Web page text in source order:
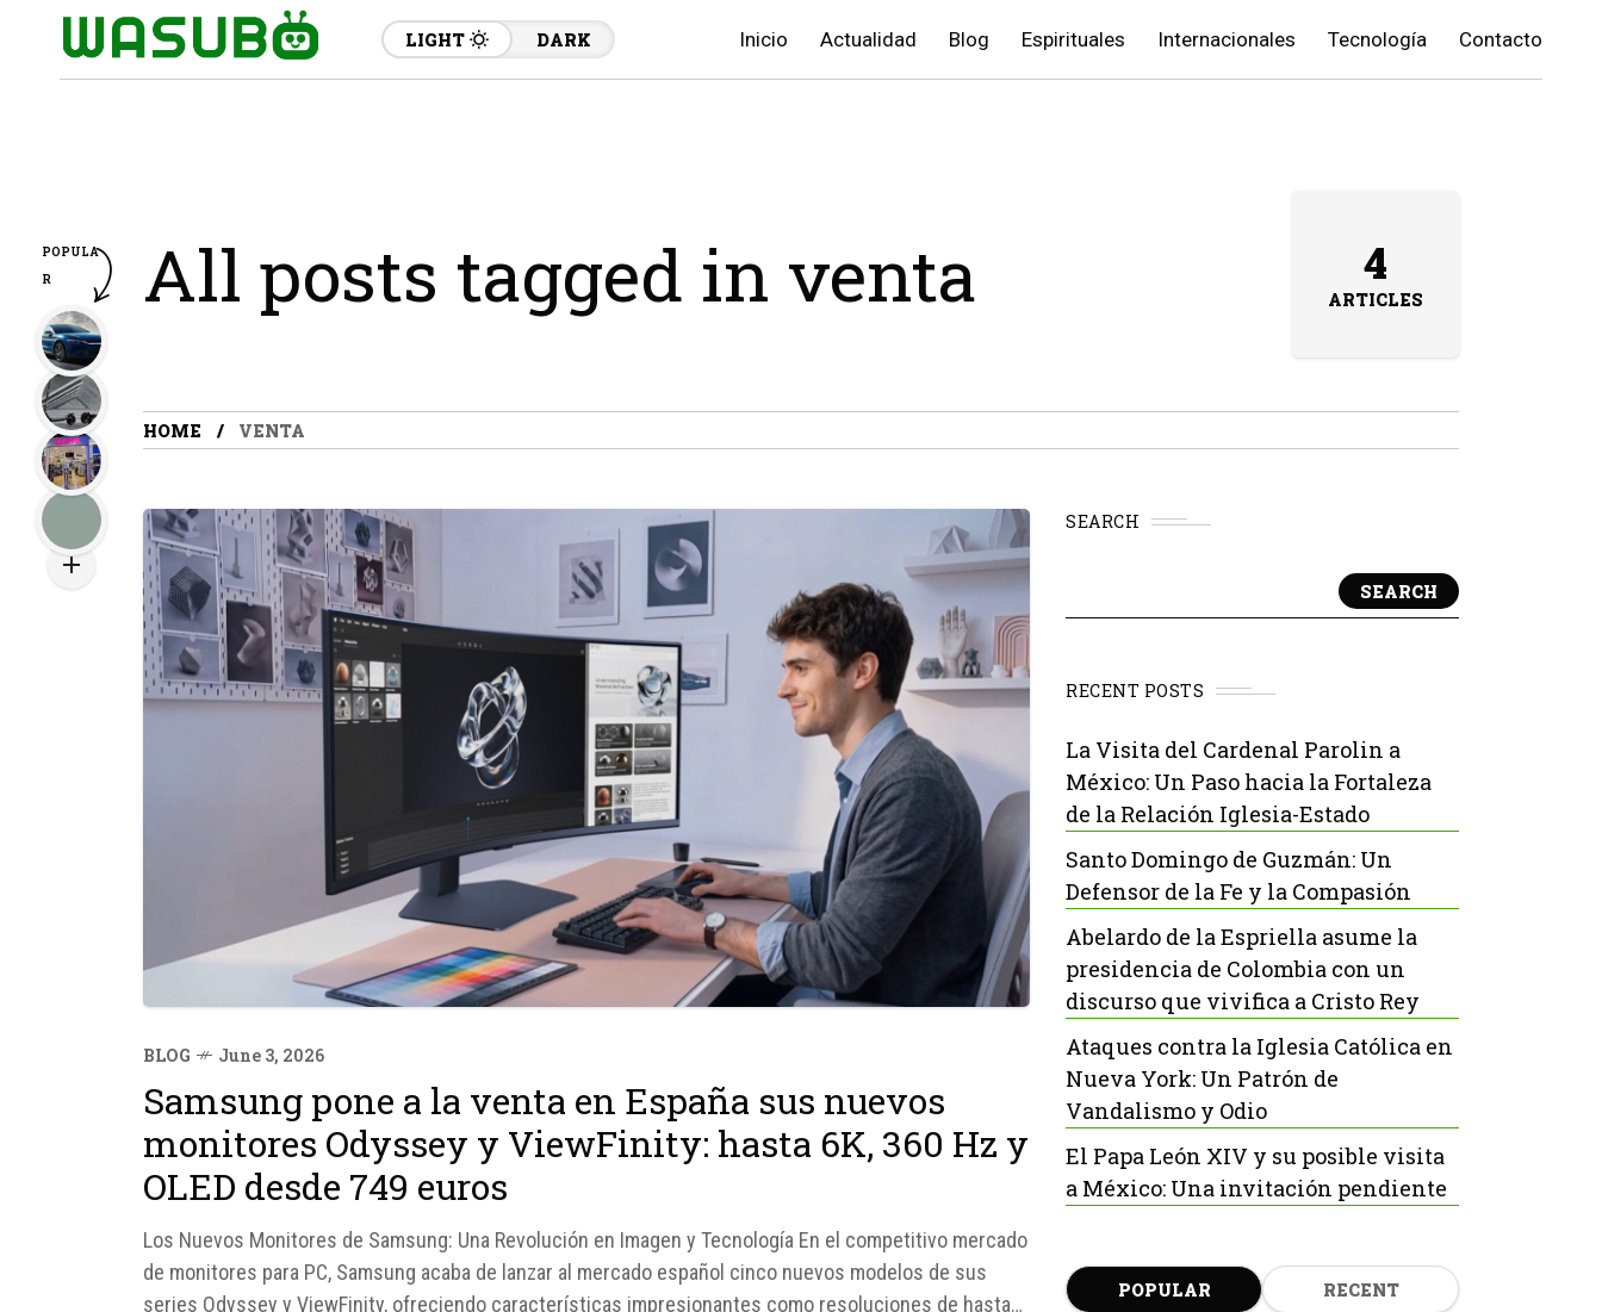
LIGHT DARK Inicio Actualidad Blog Espirituales Internacionales Tecnología Contacto
All posts tagged in venta 4
ARTICLES
HOME VENTA
BLOG June 3, 2026
Samsung pone a la venta en España sus nuevos
monitores Odyssey y ViewFinity: hasta 6K, 360 Hz y
OLED desde 749 euros
Los Nuevos Monitores de Samsung: Una Revolución en Imagen y Tecnología En el competitivo mercado
de monitores para PC, Samsung acaba de lanzar al mercado español cinco nuevos modelos de sus
series Odyssey y ViewFinity, ofreciendo características impresionantes como resoluciones de hasta
SEARCH
SEARCH
RECENT POSTS
La Visita del Cardenal Parolin a
México: Un Paso hacia la Fortaleza
de la Relación Iglesia-Estado
Santo Domingo de Guzmán: Un
Defensor de la Fe y la Compasión
Abelardo de la Espriella asume la
presidencia de Colombia con un
discurso que vivifica a Cristo Rey
Ataques contra la Iglesia Católica en
Nueva York: Un Patrón de
Vandalismo y Odio
El Papa León XIV y su posible visita
a México: Una invitación pendiente
POPULAR RECENT
POPULA
R